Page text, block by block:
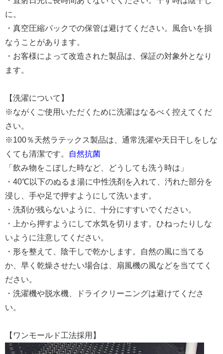
に。
・真空圧縮パックでの保管は避けてください。風合いを損
なうことがあります。
・お客様によって改造された製品は、保証の対象外となり
ます。
【洗濯について】
※ながくご使用いただくために洗濯はなるべく控えてくだ
さい。
※100％天然ラテックス製品は、通常洗濯や天日干しをしな
くても清潔です。
自然抗菌
「飲み物をこぼした時など、どうしても洗う時は」
・40℃以下のぬるま湯に中性洗剤を入れて、汚れた部分を
浸し、手や足で押すようにして洗います。
・洗剤が残らないように、十分にすすいでください。
・上から押すようにして水気を切ります。ひねったりしな
いように注意してください。
・形を整えて、陰干しで乾かします。自然の風に当てる
か、早く乾燥させたい場合は、扇風機の風などを当ててく
ださい。
・洗濯機や脱水機、ドライクリーニングは避けてくださ
い。
【ワンモールド工法採用】